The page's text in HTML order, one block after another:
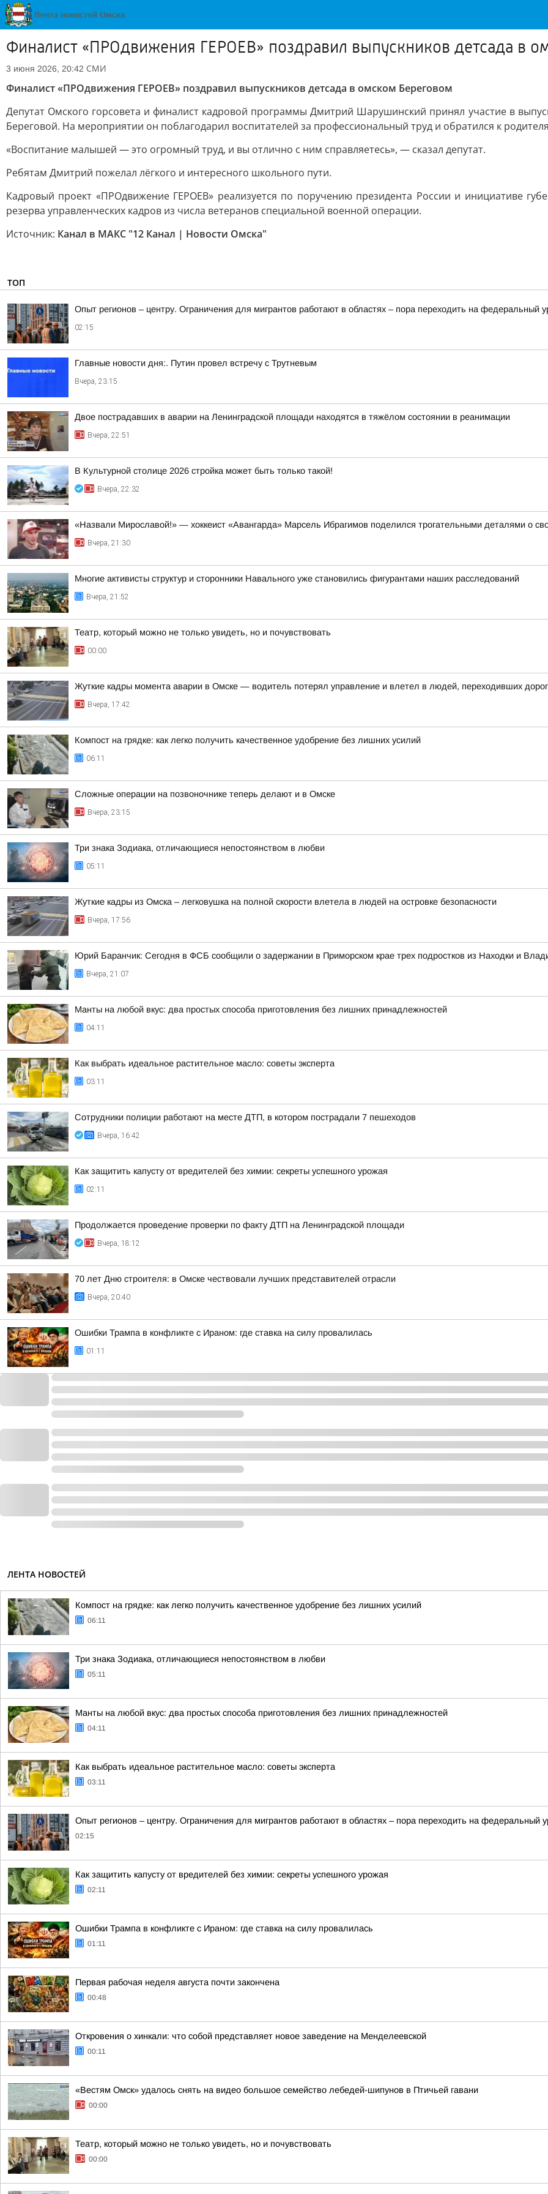
Финалист «ПРОдвижения ГЕРОЕВ» поздравил выпускников детсада в
3 июня 2026, 20:42 СМИ
Финалист «ПРОдвижения ГЕРОЕВ» поздравил выпускников детсада в омском Береговом
Депутат Омского горсовета и финалист кадровой программы Дмитрий Шарушинский принял участие в
Береговой. На мероприятии он поблагодарил воспитателей за профессиональный труд и обратился к
«Воспитание малышей — это огромный труд, и вы отлично с ним справляетесь», — сказал депутат.
Ребятам Дмитрий пожелал лёгкого и интересного школьного пути.
Кадровый проект «ПРОдвижение ГЕРОЕВ» реализуется по поручению президента России и инициативе
резерва управленческих кадров из числа ветеранов специальной военной операции.
Источник: Канал в МАКС "12 Канал | Новости Омска"
ТОП
Опыт регионов – центру. Ограничения для мигрантов работают в областях – пора переходить на федеральный
02:15
Главные новости дня:. Путин провел встречу с Трутневым
Вчера, 23:15
Двое пострадавших в аварии на Ленинградской площади находятся в тяжёлом состоянии в реанимации
Вчера, 22:51
В Культурной столице 2026 стройка может быть только такой!
Вчера, 22:32
«Назвали Мирославой!» — хоккеист «Авангарда» Марсель Ибрагимов поделился трогательными деталями о
Вчера, 21:30
Многие активисты структур и сторонники Навального уже становились фигурантами наших расследований
Вчера, 21:52
Театр, который можно не только увидеть, но и почувствовать
00:00
Жуткие кадры момента аварии в Омске — водитель потерял управление и влетел в людей, переходивших
Вчера, 17:42
Компост на грядке: как легко получить качественное удобрение без лишних усилий
06:11
Сложные операции на позвоночнике теперь делают и в Омске
Вчера, 23:15
Три знака Зодиака, отличающиеся непостоянством в любви
05:11
Жуткие кадры из Омска – легковушка на полной скорости влетела в людей на островке безопасности
Вчера, 17:56
Юрий Баранчик: Сегодня в ФСБ сообщили о задержании в Приморском крае трех подростков из Находки и
Вчера, 21:07
Манты на любой вкус: два простых способа приготовления без лишних принадлежностей
04:11
Как выбрать идеальное растительное масло: советы эксперта
03:11
Сотрудники полиции работают на месте ДТП, в котором пострадали 7 пешеходов
Вчера, 16:42
Как защитить капусту от вредителей без химии: секреты успешного урожая
02:11
Продолжается проведение проверки по факту ДТП на Ленинградской площади
Вчера, 18:12
70 лет Дню строителя: в Омске чествовали лучших представителей отрасли
Вчера, 20:40
Ошибки Трампа в конфликте с Ираном: где ставка на силу провалилась
01:11
ЛЕНТА НОВОСТЕЙ
Компост на грядке: как легко получить качественное удобрение без лишних усилий
06:11
Три знака Зодиака, отличающиеся непостоянством в любви
05:11
Манты на любой вкус: два простых способа приготовления без лишних принадлежностей
04:11
Как выбрать идеальное растительное масло: советы эксперта
03:11
Опыт регионов – центру. Ограничения для мигрантов работают в областях – пора переходить на федеральный
02:15
Как защитить капусту от вредителей без химии: секреты успешного урожая
02:11
Ошибки Трампа в конфликте с Ираном: где ставка на силу провалилась
01:11
Первая рабочая неделя августа почти закончена
00:48
Откровения о хинкали: что собой представляет новое заведение на Менделеевской
00:11
«Вестям Омск» удалось снять на видео большое семейство лебедей-шипунов в Птичьей гавани
00:00
Театр, который можно не только увидеть, но и почувствовать
00:00